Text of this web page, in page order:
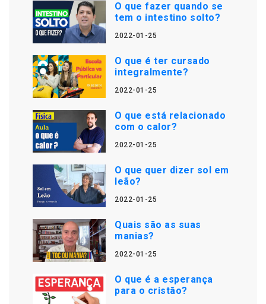
O que fazer quando se
tem o intestino solto?
2022-01-25
O que é ter cursado
integralmente?
2022-01-25
O que está relacionado
com o calor?
2022-01-25
O que quer dizer sol em
leão?
2022-01-25
Quais são as suas
manias?
2022-01-25
O que é a esperança
para o cristão?